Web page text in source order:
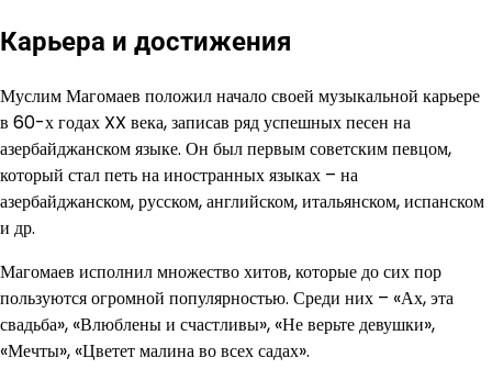
Карьера и достижения
Муслим Магомаев положил начало своей музыкальной карьере
в 60-х годах XX века, записав ряд успешных песен на
азербайджанском языке. Он был первым советским певцом,
который стал петь на иностранных языках – на
азербайджанском, русском, английском, итальянском, испанском
и др.
Магомаев исполнил множество хитов, которые до сих пор
пользуются огромной популярностью. Среди них – «Ах, эта
свадьба», «Влюблены и счастливы», «Не верьте девушки»,
«Мечты», «Цветет малина во всех садах».